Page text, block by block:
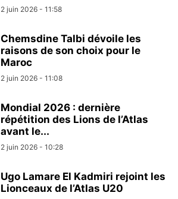
2 juin 2026 - 11:58
Chemsdine Talbi dévoile les
raisons de son choix pour le
Maroc
2 juin 2026 - 11:08
Mondial 2026 : dernière
répétition des Lions de l’Atlas
avant le...
2 juin 2026 - 10:28
Ugo Lamare El Kadmiri rejoint les
Lionceaux de l’Atlas U20